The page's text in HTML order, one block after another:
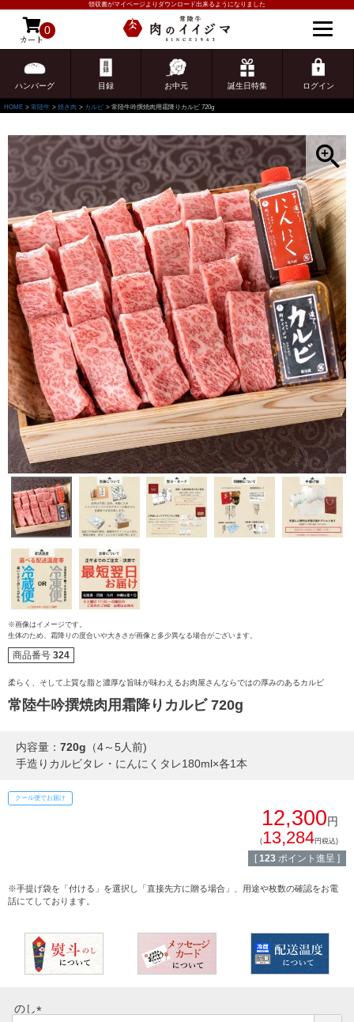
領収書がマイページよりダウンロード出来るようになりました
カート
0
ハンバーグ 目録 お中元 誕生日特集 ログイン
ゲスト 様こんにちは
ログイン
ご注文ガイド
配送・送料
イイジマとは
マイページ
法人の方へ
すき焼き
しゃぶしゃぶ
みそ漬け
レトルトカレー
シャルキュトリー
HOME 常陸牛 焼き肉 カルビ 常陸牛吟撰焼肉用霜降りカルビ 720g
※画像はイメージです。
生体のため、霜降りの度合いや大きさが画像と多少異なる場合がございます。
商品番号 324
柔らく、そして上質な脂と濃厚な旨味が味わえるお肉屋さんならではの厚みのあるカルビ
常陸牛吟撰焼肉用霜降りカルビ 720g
内容量： 720g （4～5人前)
手造りカルビタレ・にんにくタレ180ml×各1本
クール便でお届け
12,300円
(13,284円税込)
[ 123 ポイント進呈 ]
※手提げ袋を「付ける」を選択し「直接先方に贈る場合」、用途や枚数の確認をお電
話にてしております。
のし